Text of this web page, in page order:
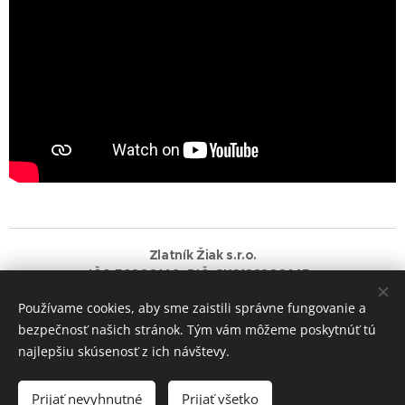
Do košíka
Zlatník Žiak s.r.o.
IČO:56080140 DIČ: SK2122202445
Vytvorené službouWebnode Cookies
Používame cookies, aby sme zaistili správne fungovanie a
bezpečnosť našich stránok. Tým vám môžeme poskytnúť tú
najlepšiu skúsenosť z ich návštevy.
Prijať nevyhnutné Prijať všetko